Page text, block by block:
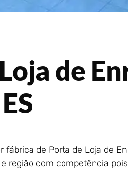
de
fábrica de Porta de Loja de
região com competência